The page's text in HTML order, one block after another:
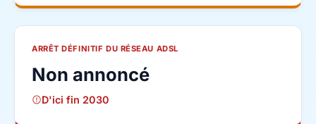
ARRÊT DÉFINITIF DU RÉSEAU ADSL
Non annoncé
D'ici fin 2030